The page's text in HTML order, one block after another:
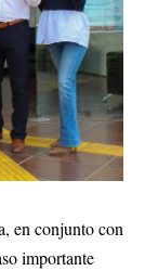
en conjunto con
importante